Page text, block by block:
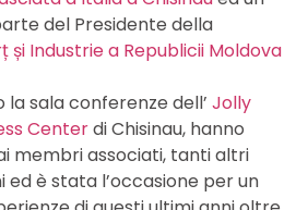
del Presidente della
Industrie a Republicii Moldova
la sala conferenze dell’ Jolly
Centerdi Chisinau, hanno
membri associati, tanti altri
è stata l’occasione per un